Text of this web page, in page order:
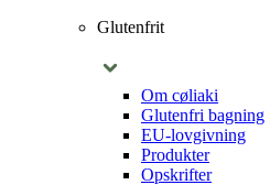
Glutenfrit
Om cøliaki
Glutenfri bagning
EU-lovgivning
Produkter
Opskrifter